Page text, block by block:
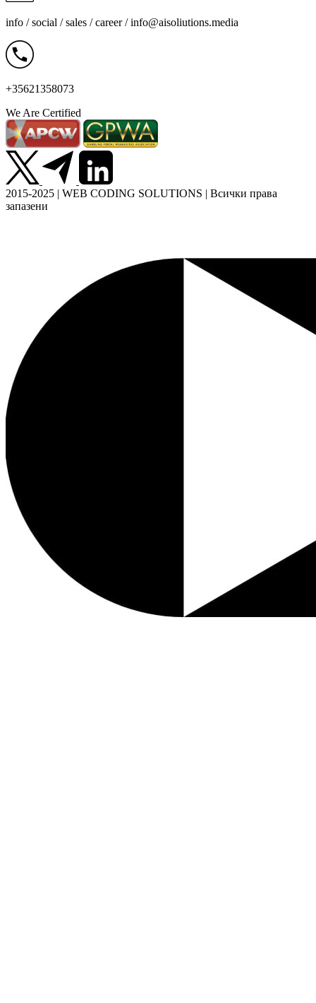
info / social / sales / career /info@aisoliutions.media
+35621358073
We Are Certified
2015-2025 | WEB CODING SOLUTIONS | Всички права
запазени